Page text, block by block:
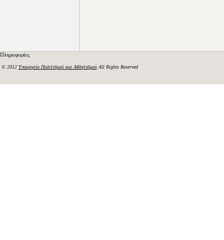
Πληροφορίες
© 2012 Υπουργείο Πολιτισμού και Αθλητισμού All Rights Reserved